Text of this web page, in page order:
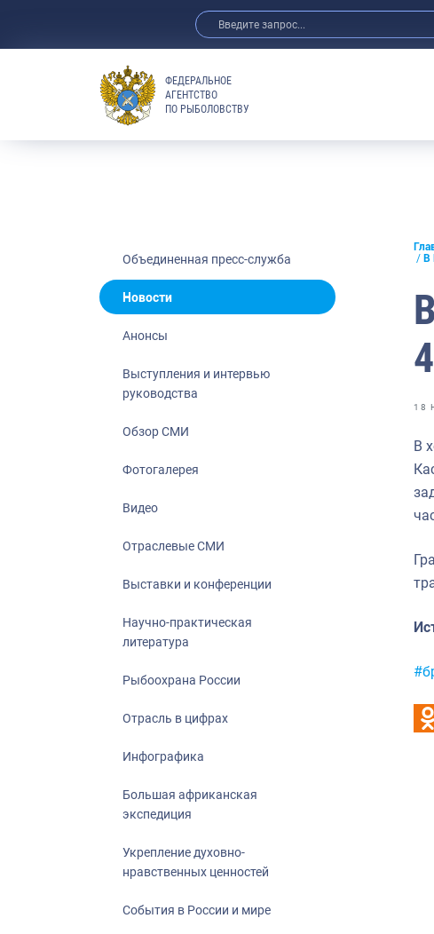
Анонсы
Отраслевые СМИ
Выставки и
Научно-
Рыбоохрана России
Большая
Укрепление
ФЕДЕРАЛЬНОЕ
АГЕНТСТВО
ПО РЫБОЛОВСТВУ
Объединенная пресс-служба
Новости
Анонсы
Выступления и интервью
руководства
Обзор СМИ
Фотогалерея
Видео
Отраслевые СМИ
Выставки и конференции
Научно-практическая
литература
Рыбоохрана России
Отрасль в цифрах
Инфографика
Большая африканская
экспедиция
Укрепление духовно-
нравственных ценностей
События в России и мире
В
18
В